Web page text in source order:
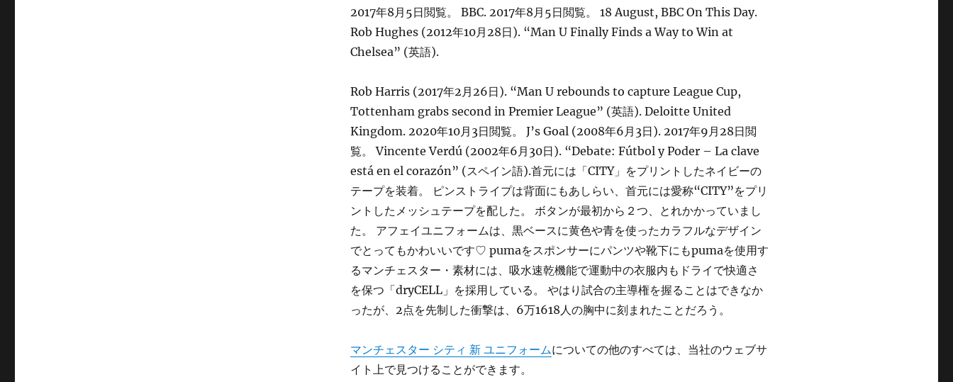
2017年8月5日閲覧。 BBC. 2017年8月5日閲覧。 18 August, BBC On This Day.
Rob Hughes (2012年10月28日). “Man U Finally Finds a Way to Win at
Chelsea” (英語).
Rob Harris (2017年2月26日). “Man U rebounds to capture League Cup,
Tottenham grabs second in Premier League” (英語). Deloitte United
Kingdom. 2020年10月3日閲覧。 J’s Goal (2008年6月3日). 2017年9月28日閲
覧。 Vincente Verdú (2002年6月30日). “Debate: Fútbol y Poder – La clave
está en el corazón” (スペイン語).首元には「CITY」をプリントしたネイビーの
テープを装着。 ピンストライプは背面にもあしらい、首元には愛称“CITY”をプリ
ントしたメッシュテープを配した。 ボタンが最初から２つ、とれかかっていまし
た。 アフェイユニフォームは、黒ベースに黄色や青を使ったカラフルなデザイン
でとってもかわいいです♡ pumaをスポンサーにパンツや靴下にもpumaを使用す
るマンチェスター・素材には、吸水速乾機能で運動中の衣服内もドライで快適さ
を保つ「dryCELL」を採用している。 やはり試合の主導権を握ることはできなか
ったが、2点を先制した衝撃は、6万1618人の胸中に刻まれたことだろう。
マンチェスター シティ 新 ユニフォームについての他のすべては、当社のウェブサ
イト上で見つけることができます。